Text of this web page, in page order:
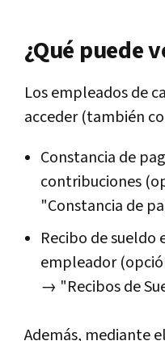
¿Qué puede
Los empleados de
acceder (también
Constancia de
contribuciones
"Constancia de
Recibo de
empleador
→ "Recibos de
Además, mediante